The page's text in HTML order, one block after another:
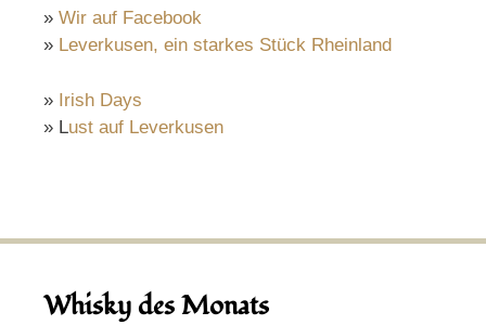
» Wir auf Facebook
» Leverkusen, ein starkes Stück Rheinland
» Irish Days
» Lust auf Leverkusen
Whisky des Monats